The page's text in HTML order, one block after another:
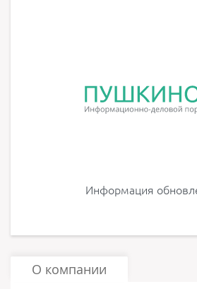
Информация
О компании